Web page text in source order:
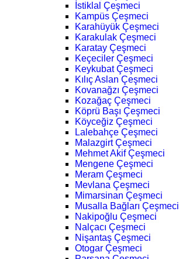
İstiklal Çeşmeci
Kampüs Çeşmeci
Karahüyük Çeşmeci
Karakulak Çeşmeci
Karatay Çeşmeci
Keçeciler Çeşmeci
Keykubat Çeşmeci
Kılıç Aslan Çeşmeci
Kovanağzı Çeşmeci
Kozağaç Çeşmeci
Köprü Başı Çeşmeci
Köyceğiz Çeşmeci
Lalebahçe Çeşmeci
Malazgirt Çeşmeci
Mehmet Akif Çeşmeci
Mengene Çeşmeci
Meram Çeşmeci
Mevlana Çeşmeci
Mimarsinan Çeşmeci
Musalla Bağları Çeşmeci
Nakipoğlu Çeşmeci
Nalçacı Çeşmeci
Nişantaş Çeşmeci
Otogar Çeşmeci